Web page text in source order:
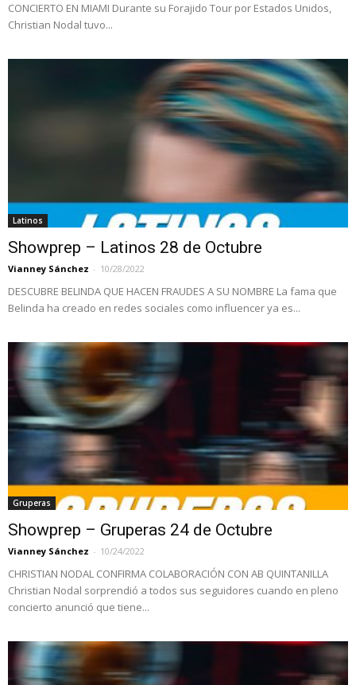
CONCIERTO EN MIAMI Durante su Forajido Tour por Estados Unidos,
Christian Nodal tuvo...
Latinos
Showprep – Latinos 28 de Octubre
Vianney Sánchez - 10/28/2022
DESCUBRE BELINDA QUE HACEN FRAUDES A SU NOMBRE La fama que
Belinda ha creado en redes sociales como influencer ya es...
Gruperas
Showprep – Gruperas 24 de Octubre
Vianney Sánchez - 10/24/2022
CHRISTIAN NODAL CONFIRMA COLABORACIÓN CON AB QUINTANILLA
Christian Nodal sorprendió a todos sus seguidores cuando en pleno
concierto anunció que tiene...